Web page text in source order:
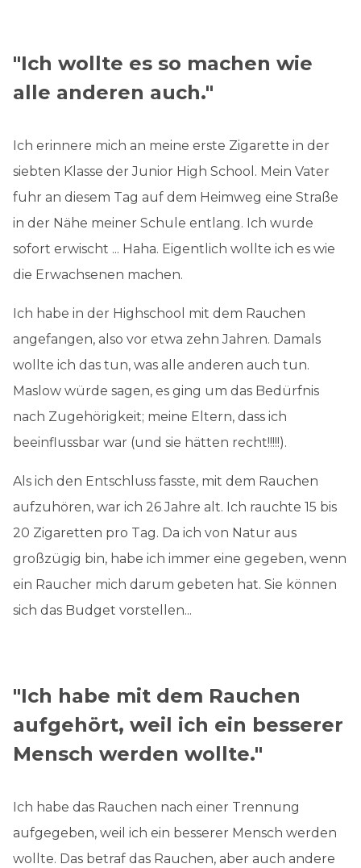
"Ich wollte es so machen wie
alle anderen auch."
Ich erinnere mich an meine erste Zigarette in der
siebten Klasse der Junior High School. Mein Vater
fuhr an diesem Tag auf dem Heimweg eine Straße
in der Nähe meiner Schule entlang. Ich wurde
sofort erwischt ... Haha. Eigentlich wollte ich es wie
die Erwachsenen machen.
Ich habe in der Highschool mit dem Rauchen
angefangen, also vor etwa zehn Jahren. Damals
wollte ich das tun, was alle anderen auch tun.
Maslow würde sagen, es ging um das Bedürfnis
nach Zugehörigkeit; meine Eltern, dass ich
beeinflussbar war (und sie hätten recht!!!!!).
Als ich den Entschluss fasste, mit dem Rauchen
aufzuhören, war ich 26 Jahre alt. Ich rauchte 15 bis
20 Zigaretten pro Tag. Da ich von Natur aus
großzügig bin, habe ich immer eine gegeben, wenn
ein Raucher mich darum gebeten hat. Sie können
sich das Budget vorstellen...
"Ich habe mit dem Rauchen
aufgehört, weil ich ein besserer
Mensch werden wollte."
Ich habe das Rauchen nach einer Trennung
aufgegeben, weil ich ein besserer Mensch werden
wollte. Das betraf das Rauchen, aber auch andere